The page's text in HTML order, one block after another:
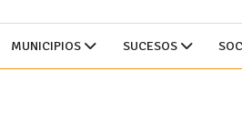
MUNICIPIOS SUCESOS